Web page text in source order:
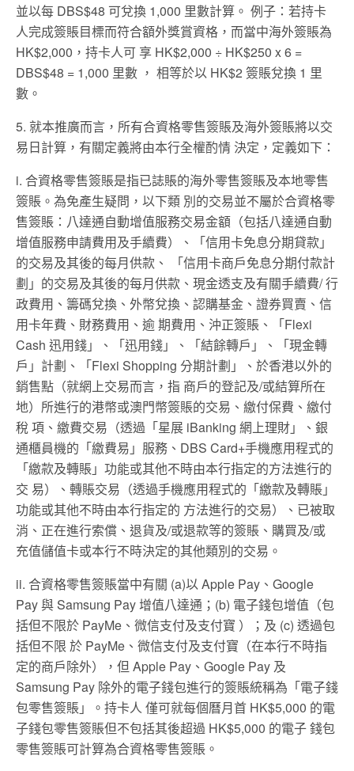
並以每 DBS$48 可兌換 1,000 里數計算。 例子：若持卡
人完成簽賬目標而符合額外獎賞資格，而當中海外簽賬為
HK$2,000，持卡人可 享 HK$2,000 ÷ HK$250 x 6 =
DBS$48 = 1,000 里數 ， 相等於以 HK$2 簽賬兌換 1 里
數。
5. 就本推廣而言，所有合資格零售簽賬及海外簽賬將以交
易日計算，有關定義將由本行全權酌情 決定，定義如下：
i. 合資格零售簽賬是指已誌賬的海外零售簽賬及本地零售
簽賬。為免產生疑問，以下類 別的交易並不屬於合資格零
售簽賬：八達通自動增值服務交易金額（包括八達通自動
增值服務申請費用及手續費）、「信用卡免息分期貸款」
的交易及其後的每月供款、 「信用卡商戶免息分期付款計
劃」的交易及其後的每月供款、現金透支及有關手續費/ 行
政費用、籌碼兌換、外幣兌換、認購基金、證券買賣、信
用卡年費、財務費用、逾 期費用、沖正簽賬、「Flexi
Cash 迅用錢」、「迅用錢」、「結餘轉戶」、「現金轉
戶」計劃、「Flexi Shopping 分期計劃」、於香港以外的
銷售點（就網上交易而言，指 商戶的登記及/或結算所在
地）所進行的港幣或澳門幣簽賬的交易、繳付保費、繳付
稅 項、繳費交易（透過「星展 iBanking 網上理財」、銀
通櫃員機的「繳費易」服務、DBS Card+手機應用程式的
「繳款及轉賬」功能或其他不時由本行指定的方法進行的
交 易）、轉賬交易（透過手機應用程式的「繳款及轉賬」
功能或其他不時由本行指定的 方法進行的交易）、已被取
消、正在進行索償、退貨及/或退款等的簽賬、購買及/或
充值儲值卡或本行不時決定的其他類別的交易。
ii. 合資格零售簽賬當中有關 (a)以 Apple Pay、Google
Pay 與 Samsung Pay 增值八達通；(b) 電子錢包增值（包
括但不限於 PayMe、微信支付及支付寶 ）；及 (c) 透過包
括但不限 於 PayMe、微信支付及支付寶（在本行不時指
定的商戶除外），但 Apple Pay、Google Pay 及
Samsung Pay 除外的電子錢包進行的簽賬統稱為「電子錢
包零售簽賬」。持卡人 僅可就每個曆月首 HK$5,000 的電
子錢包零售簽賬但不包括其後超過 HK$5,000 的電子 錢包
零售簽賬可計算為合資格零售簽賬。